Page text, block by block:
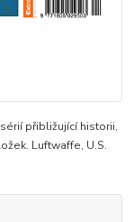
přibližující historii,
Luftwaffe, U.S.